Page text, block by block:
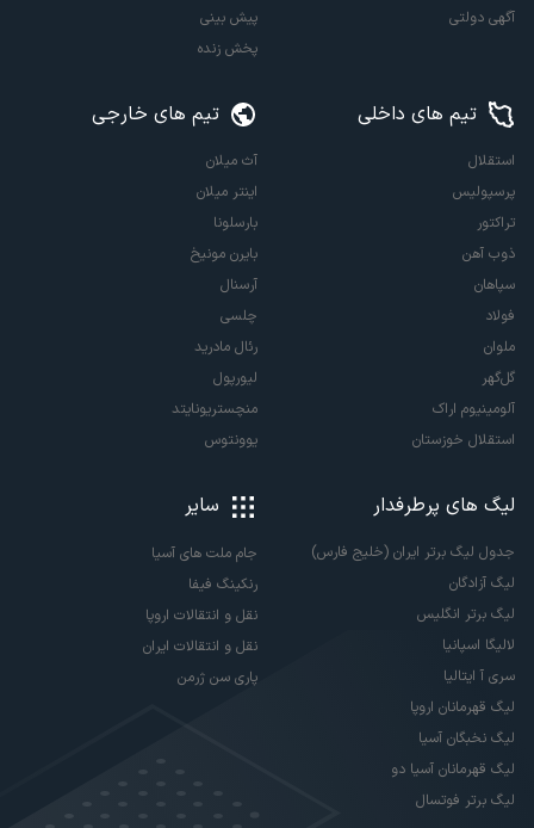
آگهی دولتی
پیش بینی
پخش زنده
تیم های داخلی
استقلال
پرسپولیس
تراکتور
ذوب آهن
سپاهان
فولاد
ملوان
گل‌گهر
آلومینیوم اراک
استقلال خوزستان
تیم های خارجی
آث میلان
اینتر میلان
بارسلونا
بایرن مونیخ
آرسنال
چلسی
رئال مادرید
لیورپول
منچستریونایتد
یوونتوس
لیگ های پرطرفدار
جدول لیگ برتر ایران (خلیج فارس)
لیگ آزادگان
لیگ برتر انگلیس
لالیگا اسپانیا
سری آ ایتالیا
لیگ قهرمانان اروپا
لیگ نخبگان آسیا
لیگ قهرمانان آسیا دو
لیگ برتر فوتسال
سایر
جام ملت های آسیا
رنکینگ فیفا
نقل و انتقالات اروپا
نقل و انتقالات ایران
پاری سن ژرمن